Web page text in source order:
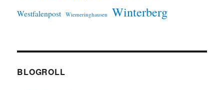
Westfalenpost Wiemeringhausen Winterberg
BLOGROLL